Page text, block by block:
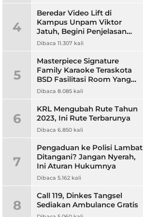
4
Beredar Video Lift di
Kampus Unpam Viktor
Jatuh, Begini Penjelasan
Rektor Unpam
Dibaca 11.307 kali
5
Masterpiece Signature
Family Karaoke Teraskota
BSD Fasilitasi Room Yang
Nyaman dan Harga
Dibaca 8.085 kali
6
KRL Mengubah Rute Tahun
2023, Ini Rute Terbarunya
Dibaca 6.850 kali
7
Pengaduan ke Polisi Lambat
Ditangani? Jangan Nyerah,
Ini Aturan Hukumnya
Dibaca 5.162 kali
8
Call 119, Dinkes Tangsel
Sediakan Ambulance Gratis